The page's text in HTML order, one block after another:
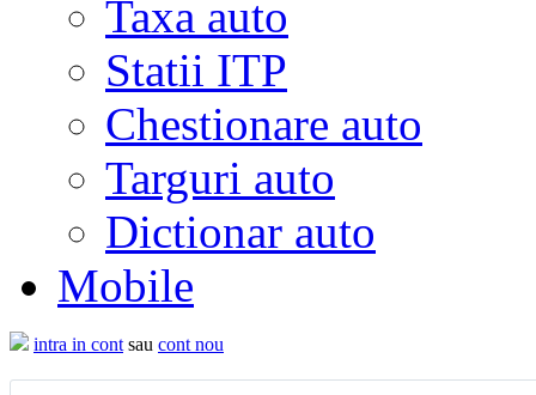
Taxa auto
Statii ITP
Chestionare auto
Targuri auto
Dictionar auto
Mobile
intra in cont sau cont nou